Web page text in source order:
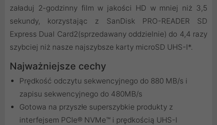
załaduj 2-godzinny film w jakości HD w mniej niż 3,5
sekundy, korzystając z SanDisk PRO-READER SD
Express Dual Card2(sprzedawany oddzielnie) do 4,4 razy
szybciej niż nasze najszybsze karty microSD UHS-I*.
Najważniejsze cechy
Prędkość odczytu sekwencyjnego do 880 MB/s i
zapisu sekwencyjnego do 480MB/s
Gotowa na przyszłe superszybkie produkty z
interfejsem PCIe® NVMe™ i prędkością UHS-I